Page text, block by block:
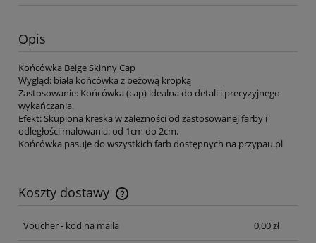
Opis
Końcówka Beige Skinny Cap
Wygląd: biała końcówka z beżową kropką
Zastosowanie: Końcówka (cap) idealna do detali i precyzyjnego
wykańczania.
Efekt: Skupiona kreska w zależności od zastosowanej farby i
odległości malowania: od 1cm do 2cm.
Końcówka pasuje do wszystkich farb dostępnych na przypau.pl
Koszty dostawy
Cena nie zawiera ewentualnych kosztów płatności
Voucher - kod na maila
0,00 zł